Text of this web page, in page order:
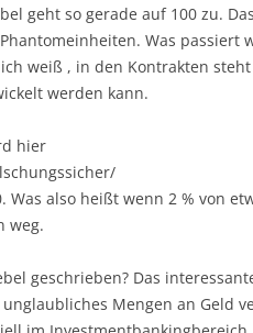
geht so gerade auf 100 zu.
Was passiert
weiß , in den Kontrakten
werden kann.
hier
Was also heißt wenn 2 % von
weg.
geschrieben? Das
Mengen an Geld